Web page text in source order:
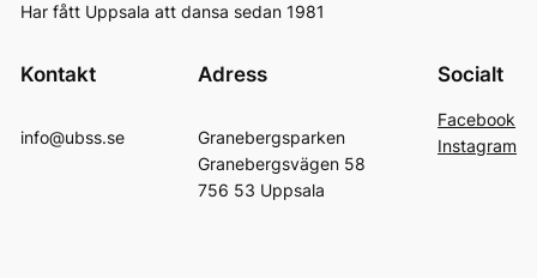
Har fått Uppsala att dansa sedan 1981
Kontakt
info@ubss.se
Adress
Granebergsparken
Granebergsvägen 58
756 53 Uppsala
Socialt
Facebook
Instagram